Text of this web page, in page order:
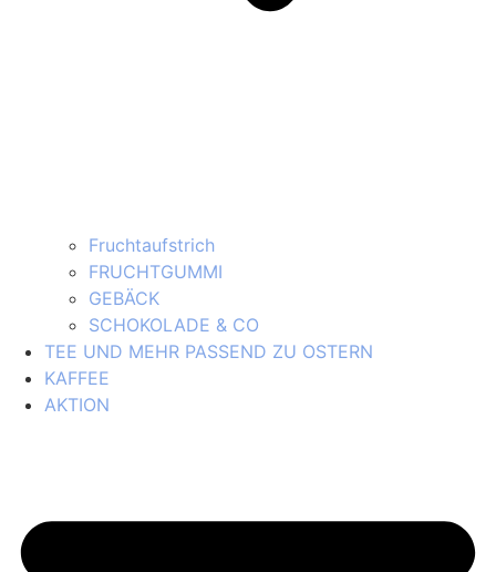
Fruchtaufstrich
FRUCHTGUMMI
GEBÄCK
SCHOKOLADE & CO
TEE UND MEHR PASSEND ZU OSTERN
KAFFEE
AKTION